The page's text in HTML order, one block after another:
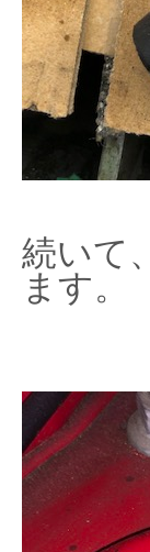
続いて
ます。